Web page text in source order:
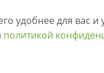
удобнее для вас
политикой